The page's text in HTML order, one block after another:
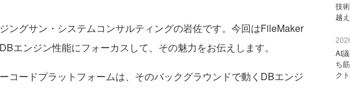
ングサン・システムコンサルティングの岩佐です。今回はFileMaker
エンジン性能にフォーカスして、その魅力をお伝えします。
コードプラットフォームは、そのバックグラウンドで動くDBエンジ
技
越
AI
ち
ク